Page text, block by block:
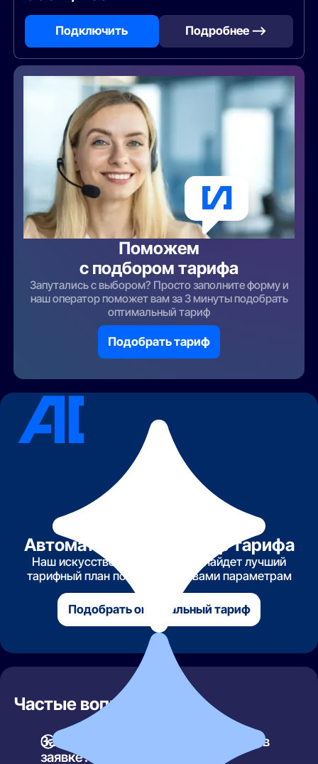
Подключить Подробнее —>
Поможем
с подбором тарифа
Запутались с выбором? Просто заполните форму и
наш оператор поможет вам за 3 минуты подобрать
оптимальный тариф
Подобрать тариф
Автоматический подбор тарифа
Наш искусственный интеллект найдет лучший
тарифный план по указанным вами параметрам
Подобрать оптимальный тариф
Частые вопросы
Зачем указывать номер телефона в
заявке?